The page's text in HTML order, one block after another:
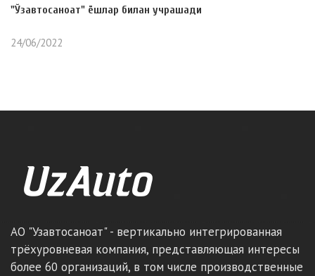
"Ўзавтосаноат" ёшлар билан учрашади
24/06/2022
АО "Узавтосаноат" - вертикально интегрированная
трёхуровневая компания, представляющая интересы
более 60 организаций, в том числе производственные